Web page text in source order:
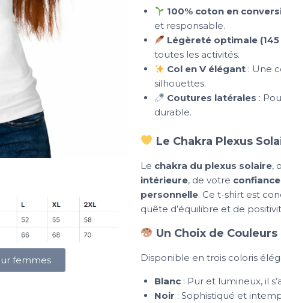
femmes
100% coton en
et responsable.
Légèreté optimale (145
toutes les activités.
Col en V élégant: Une
silhouettes.
Coutures latérales :
durable.
Le Chakra Plexus
Le chakra du plexus solaire,
intérieure, de votre
personnelle. Ce t-shirt est
quête d’équilibre et de
Un Choix de
Disponible en trois coloris
Blanc: Pur et lumineux, il
Noir : Sophistiqué et